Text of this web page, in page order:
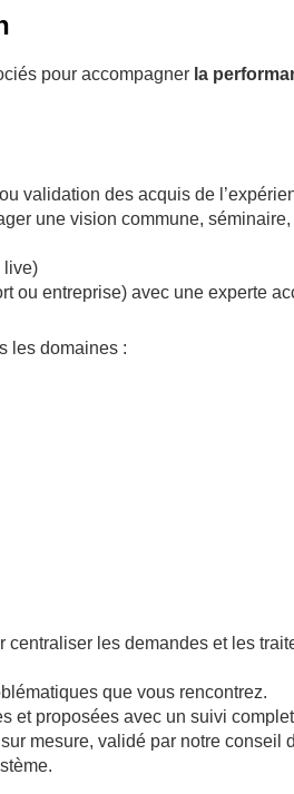
pour accompagner la
validation des acquis de
une vision commune,
live)
ou entreprise) avec une experte
les domaines :
les demandes et les
que vous rencontrez.
et proposées avec un suivi
mesure, validé par notre conseil